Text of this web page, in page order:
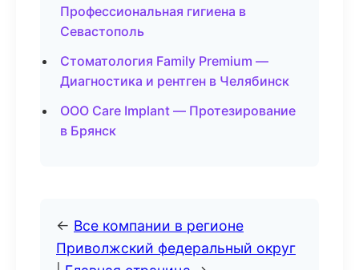
Профессиональная гигиена в
Севастополь
Стоматология Family Premium —
Диагностика и рентген в Челябинск
ООО Care Implant — Протезирование
в Брянск
← Все компании в регионе
Приволжский федеральный округ